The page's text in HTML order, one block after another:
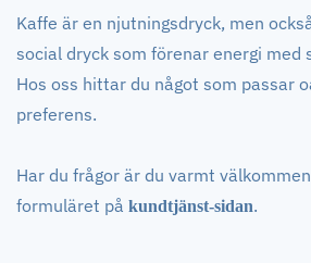
Kaffe är en njutningsdryck, men
social dryck som förenar energi med
Hos oss hittar du något som passar
preferens.
Har du frågor är du varmt
formuläret på kundtjänst-sidan.